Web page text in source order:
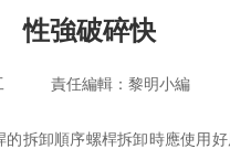
性強破碎快
工 責任編輯：黎明小編
拆卸順序螺桿拆卸時應使用